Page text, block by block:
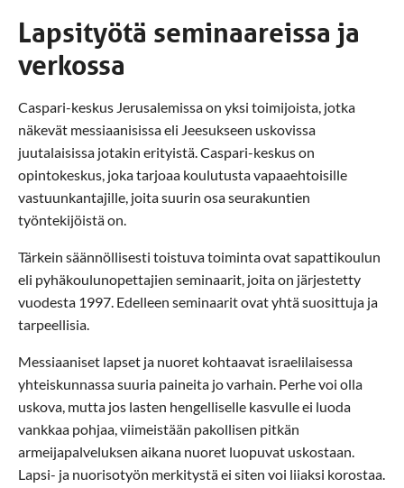
Lapsityötä seminaareissa ja
verkossa
Caspari-keskus Jerusalemissa on yksi toimijoista, jotka
näkevät messiaanisissa eli Jeesukseen uskovissa
juutalaisissa jotakin erityistä. Caspari-keskus on
opintokeskus, joka tarjoaa koulutusta vapaaehtoisille
vastuunkantajille, joita suurin osa seurakuntien
työntekijöistä on.
Tärkein säännöllisesti toistuva toiminta ovat sapattikoulun
eli pyhäkoulunopettajien seminaarit, joita on järjestetty
vuodesta 1997. Edelleen seminaarit ovat yhtä suosittuja ja
tarpeellisia.
Messiaaniset lapset ja nuoret kohtaavat israelilaisessa
yhteiskunnassa suuria paineita jo varhain. Perhe voi olla
uskova, mutta jos lasten hengelliselle kasvulle ei luoda
vankkaa pohjaa, viimeistään pakollisen pitkän
armeijapalveluksen aikana nuoret luopuvat uskostaan.
Lapsi- ja nuorisotyön merkitystä ei siten voi liiaksi korostaa.